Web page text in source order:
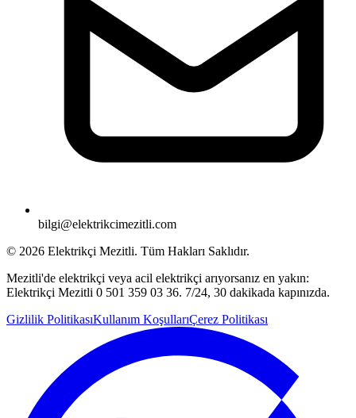
bilgi@elektrikcimezitli.com
© 2026 Elektrikçi Mezitli. Tüm Hakları Saklıdır.
Mezitli'de elektrikçi veya acil elektrikçi arıyorsanız en yakın:
Elektrikçi Mezitli 0 501 359 03 36. 7/24, 30 dakikada kapınızda.
Gizlilik PolitikasıKullanım KoşullarıÇerez Politikası